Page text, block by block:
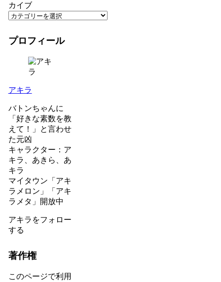
カイブ
プロフィール
アキラ
バトンちゃんに
「好きな素数を教
えて！」と言わせ
た元凶
キャラクター：ア
キラ、あきら、あ
キラ
マイタウン「アキ
ラメロン」「アキ
ラメタ」開放中
アキラをフォロー
する
著作権
このページで利用